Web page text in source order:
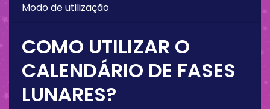
Modo de utilização
COMO UTILIZAR O
CALENDÁRIO DE FASES
LUNARES?